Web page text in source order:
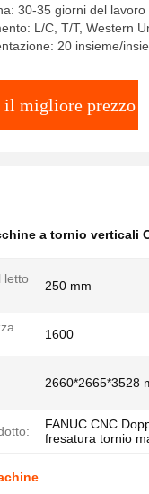
30-35 giorni del lavoro
L/C, T/T, Western
20 insieme/
il migliore prezzo
a tornio verticali
letto
250 mm
1600
2660*2665*3528
FANUC CNC
fresatura tornio